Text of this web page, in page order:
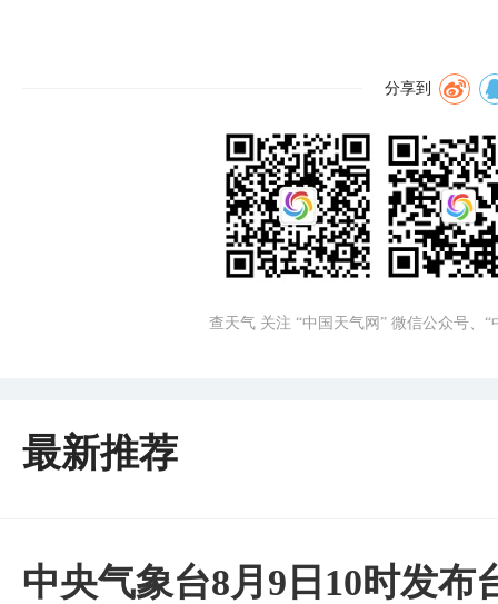
分享到
查天气 关注 “中国天气网” 微信公众号、
最新推荐
中央气象台8月9日10时发布